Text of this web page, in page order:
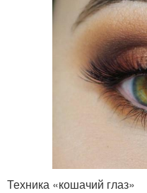
Техника «кошачий глаз»